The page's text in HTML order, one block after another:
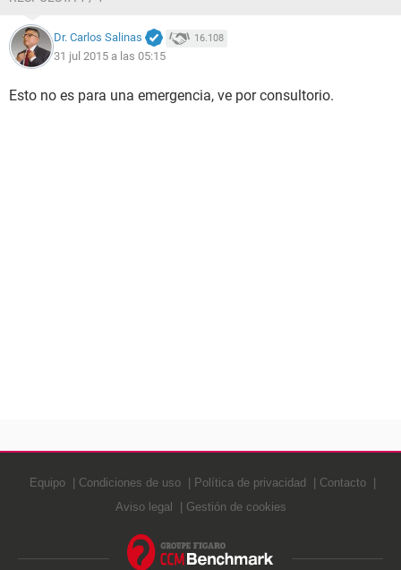
Dr. Carlos Salinas 16.108
31 jul 2015 a las 05:15
Esto no es para una emergencia, ve por consultorio.
Equipo Condiciones de uso Política de privacidad
Contacto
Aviso legal
Gestión de cookies